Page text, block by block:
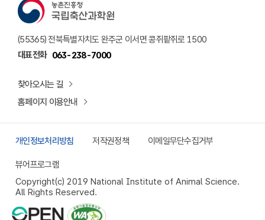
(55365) 전북특별자치도 완주군 이서면 콩쥐팥쥐로 1500
대표전화 063-238-7000
찾아오시는 길
홈페이지 이용안내
개인정보처리방침 저작권정책 이메일무단수집거부
뷰어프로그램
Copyright(c) 2019 National Institute of Animal Science.
All Rights Reserved.